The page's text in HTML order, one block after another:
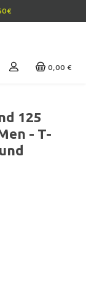
0,00 €
125
- T-